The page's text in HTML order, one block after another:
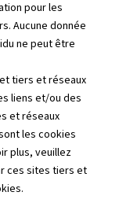
pour les
Aucune donnée
ne peut être
tiers et réseaux
liens et/ou des
et réseaux
les cookies
plus, veuillez
ces sites tiers et